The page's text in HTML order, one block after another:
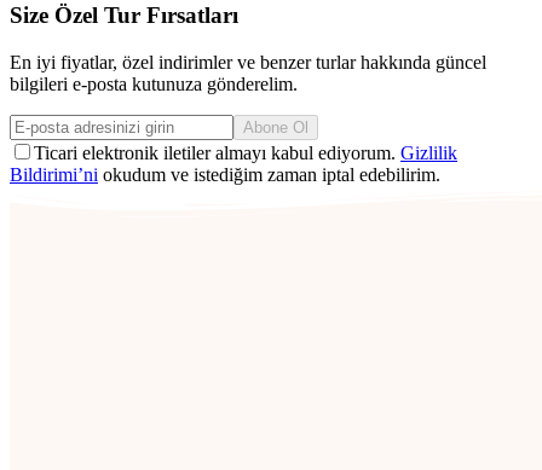
Size Özel Tur Fırsatları
En iyi fiyatlar, özel indirimler ve benzer turlar hakkında güncel
bilgileri e-posta kutunuza gönderelim.
Abone Ol
Ticari elektronik iletiler almayı kabul ediyorum. Gizlilik
Bildirimi’ni okudum ve istediğim zaman iptal edebilirim.